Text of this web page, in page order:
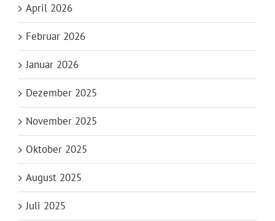
April 2026
Februar 2026
Januar 2026
Dezember 2025
November 2025
Oktober 2025
August 2025
Juli 2025